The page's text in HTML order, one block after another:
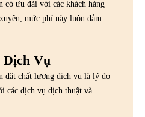
có ưu đãi với các khách hàng
mức phí này luôn đảm
Dịch Vụ
đặt chất lượng dịch vụ là lý do
các dịch vụ dịch thuật và